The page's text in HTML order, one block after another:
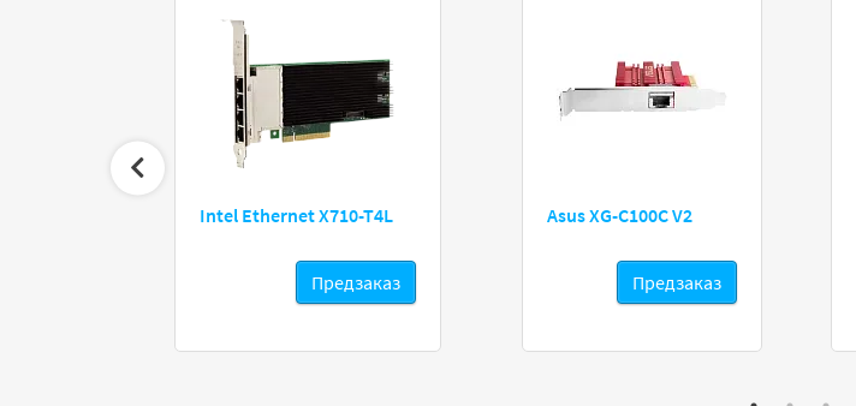
Intel Ethernet X710-T4L
Предзаказ
Asus XG-C100C V2
Предзаказ